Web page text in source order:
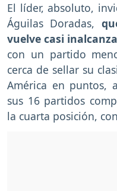
El líder, absoluto,
Águilas Doradas,
vuelve casi
con un partido
cerca de sellar su
América en puntos,
sus 16 partidos
la cuarta posición,